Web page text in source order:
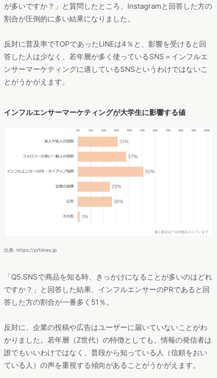
が多いですか？」と質問したところ、Instagramと回答した方の
割合が圧倒的に多い結果になりました。
反対に普及率でTOPであったLINEは4％と、影響を受けると回
答した人は少なく、若年層が多く使っているSNS＝インフルエ
ンサーマーケティングに適しているSNSというわけではないこ
とがうかがえます。
インフルエンサーマーケティングが大学生に影響する値
出典: https://prtimes.jp
「Q5.SNSで商品を知る時、きっかけになることが多いのはどれ
ですか？」と回答した結果、インフルエンサーのPRであると回
答した方の割合が一番多く51％。
反対に、企業の投稿や広告はユーザーに届いていないことがわ
かりました。若年層（Z世代）の特徴としても、情報の発信者は
誰でもいいわけではなく、普段から知っている人（信頼をおい
ている人）の声を重視する傾向があることがうかがえます。